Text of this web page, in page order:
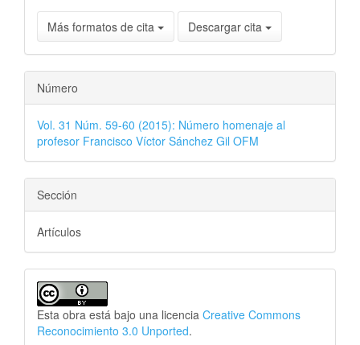
Más formatos de cita Descargar cita
Número
Vol. 31 Núm. 59-60 (2015): Número homenaje al
profesor Francisco Víctor Sánchez Gil OFM
Sección
Artículos
Esta obra está bajo una licencia Creative Commons
Reconocimiento 3.0 Unported.